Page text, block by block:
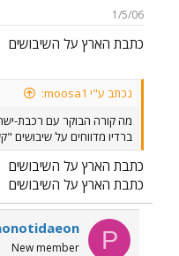
1/5/06
כתבת הארץ על השיבושים
נכתב ע"י moosa1:
מה קורה הבוקר עם רכבת-
ברדיו מדווחים על
כתבת הארץ על השיבושים
כתבת הארץ על השיבושים
P
New member